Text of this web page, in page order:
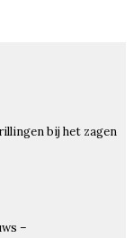
bij het zagen
–